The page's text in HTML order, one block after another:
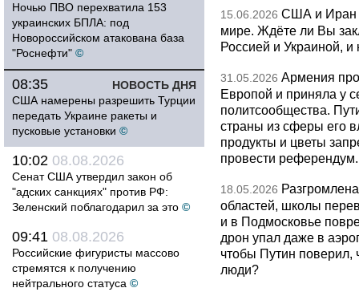
Ночью ПВО перехватила 153
украинских БПЛА: под
Новороссийском атакована база
"Роснефти" ©
НОВОСТЬ ДНЯ
08:35
США намерены разрешить Турции
передать Украине ракеты и
пусковые установки ©
10:02 08.08.2026
Сенат США утвердил закон об
"адских санкциях" против РФ:
Зеленский поблагодарил за это ©
09:41 08.08.2026
Российские фигуристы массово
стремятся к получению
нейтрального статуса ©
15.06.2026 США и Иран
мире. Ждёте ли Вы
Россией и Украиной,
31.05.2026 Армения
Европой и приняла у
политсообщества.
страны из сферы его
продукты и цветы
провести
18.05.2026
областей, школы
и в Подмосковье
дрон упал даже в
чтобы Путин поверил,
люди?